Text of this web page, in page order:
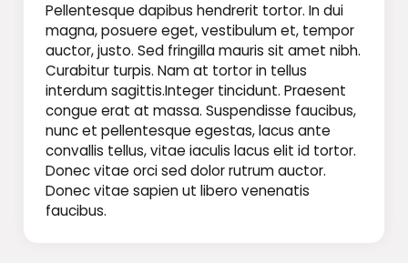
Pellentesque dapibus hendrerit tortor. In dui
magna, posuere eget, vestibulum et, tempor
auctor, justo. Sed fringilla mauris sit amet nibh.
Curabitur turpis. Nam at tortor in tellus
interdum sagittis.Integer tincidunt. Praesent
congue erat at massa. Suspendisse faucibus,
nunc et pellentesque egestas, lacus ante
convallis tellus, vitae iaculis lacus elit id tortor.
Donec vitae orci sed dolor rutrum auctor.
Donec vitae sapien ut libero venenatis
faucibus.